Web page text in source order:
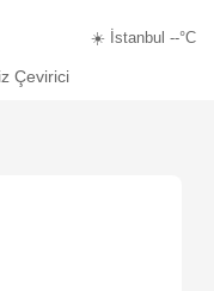
☀️ İstanbul --°C
Çevirici